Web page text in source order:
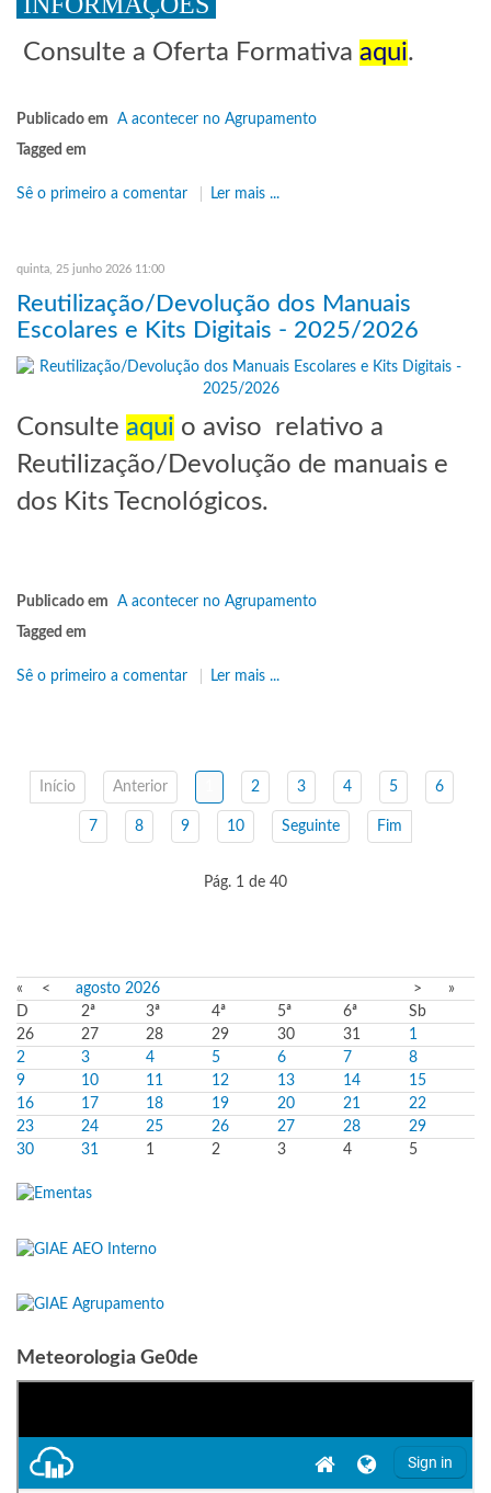
Consulte a Oferta Formativa aqui.
Publicado em
A acontecer no Agrupamento
Tagged em
Sê o primeiro a comentar Ler mais ...
quinta, 25 junho 2026 11:00
Reutilização/Devolução dos Manuais
Escolares e Kits Digitais - 2025/2026
Consulte aqui o aviso relativo a
Reutilização/Devolução de manuais e
dos Kits Tecnológicos.
Publicado em
A acontecer no Agrupamento
Tagged em
Sê o primeiro a comentar Ler mais ...
Início Anterior 2 3 4 5 6
7 8 9 10 Seguinte Fim
Pág. 1 de 40
« < agosto 2026 >
»
D
2ª 3ª 4ª 5ª 6ª
Sb
26
27 28 29 30 31
1
2
3 4 5 6 7
8
9
10 11 12 13 14
15
16
17 18 19 20 21
22
23
24 25 26 27 28
29
30
31 1 2 3 4 5
Meteorologia Ge0de